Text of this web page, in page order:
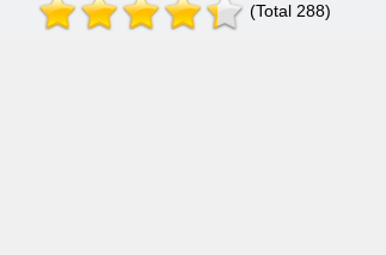
(Total 288)